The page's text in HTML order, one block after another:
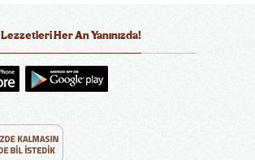
Lezzetleri Her An Yanınızda!